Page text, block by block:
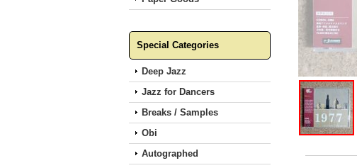
Special Categories
Deep Jazz
Jazz for Dancers
Breaks / Samples
Obi
Autographed